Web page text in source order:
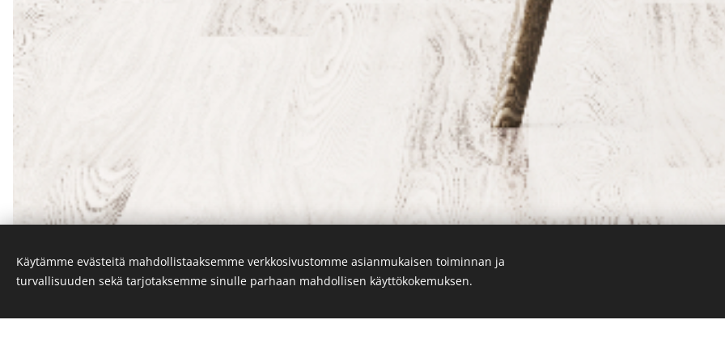
Käytämme evästeitä mahdollistaaksemme verkkosivustomme asianmukaisen toiminnan ja
turvallisuuden sekä tarjotaksemme sinulle parhaan mahdollisen käyttökokemuksen.